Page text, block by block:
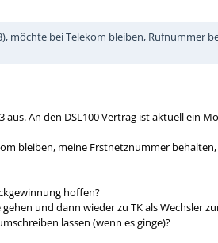
möchte bei Telekom bleiben, Rufnummer
aus. An den DSL100 Vertrag ist aktuell
bleiben, meine Frstnetznummer
hoffen?
gehen und dann wieder zu TK als
lassen (wenn es ginge)?